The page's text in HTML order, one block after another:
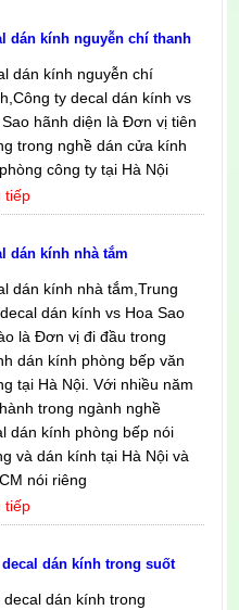
dán kính nguyễn chí thanh
dán kính nguyễn chí
ty decal dán kính vs
Sao hãnh diện là Đơn vị tiên
trong nghề dán cửa kính
công ty tại Hà Nội
tiếp
dán kính nhà tắm
dán kính nhà tắm,Trung
dán kính vs Hoa Sao
là Đơn vị đi đầu trong
dán kính phòng bếp văn
tại Hà Nội. Với nhiều năm
trong ngành nghề
dán kính phòng bếp nói
và dán kính tại Hà Nội và
nói riêng
tiếp
decal dán kính trong suốt
decal dán kính trong